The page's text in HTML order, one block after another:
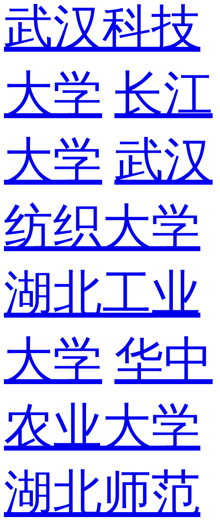
武汉科技
大学 长江
大学 武汉
纺织大学
湖北工业
大学 华中
农业大学
湖北师范